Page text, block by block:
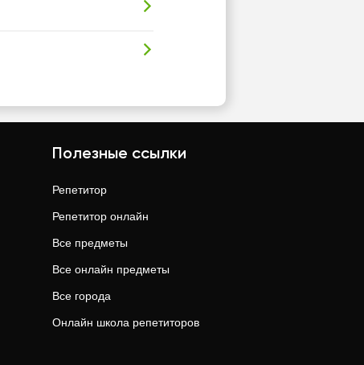
Полезные ссылки
Репетитор
Репетитор онлайн
Все предметы
Все онлайн предметы
Все города
Онлайн школа репетиторов